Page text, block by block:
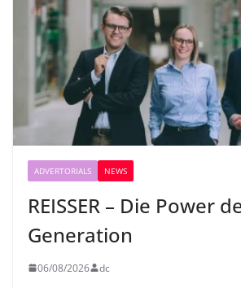
ADVERTORIALS NEWS
REISSER – Die Power
Generation
06/08/2026 dc